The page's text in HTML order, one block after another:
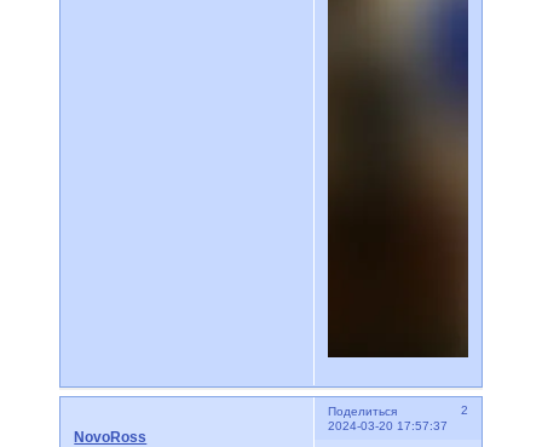
Поделиться
2
2024-03-20 17:57:37
NovoRoss